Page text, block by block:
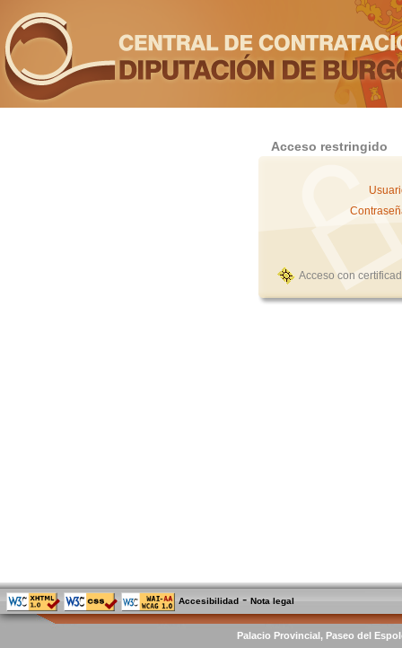
Acceso restringido
Acceso con
Accesibilidad -Nota legal
Palacio Provincial, Paseo del